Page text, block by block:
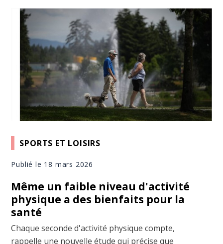
SPORTS ET LOISIRS
Publié le 18 mars 2026
Même un faible niveau d'activité
physique a des bienfaits pour la
santé
Chaque seconde d'activité physique compte,
rappelle une nouvelle étude qui précise que